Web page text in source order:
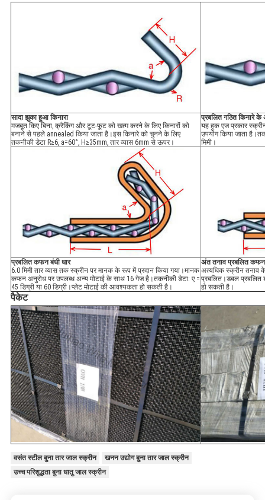
सादा झुका हुआ किनारा
मजबूत किए बिना, क्रैकिंग और टूट-फूट को खत्म करने के लिए किनारों को
बनाने से पहले annealed किया जाता है।इस किनारे को चुनने के लिए
तकनीकी डेटा R≥6, a=60°, H≥35mm, तार व्यास 6mm से ऊपर।
प्रबलित गठित किनारे के
यह हुक एज प्रकार
उपयोग किया जाता
मिमी।
प्रबलित कफन बंधी धार
6.0 मिमी तार व्यास तक स्क्रीन पर मानक के रूप में प्रदान किया गया।मानक
कफन अनुरोध पर उपलब्ध अन्य मोटाई के साथ 16 गेज है।तकनीकी डेटा: ए =
45 डिग्री या 60 डिग्री।प्लेट मोटाई की आवश्यकता हो सकती है।
अंत तनाव प्रबलित कफन
अत्यधिक स्क्रीन तनाव
प्रबलित।डबल प्रबलित
हो सकती है।
पैकेट
वसंत स्टील बुना तार जाल स्क्रीन
खनन उद्योग बुना तार जाल स्क्रीन
उच्च परिशुद्धता बुना धातु जाल स्क्रीन